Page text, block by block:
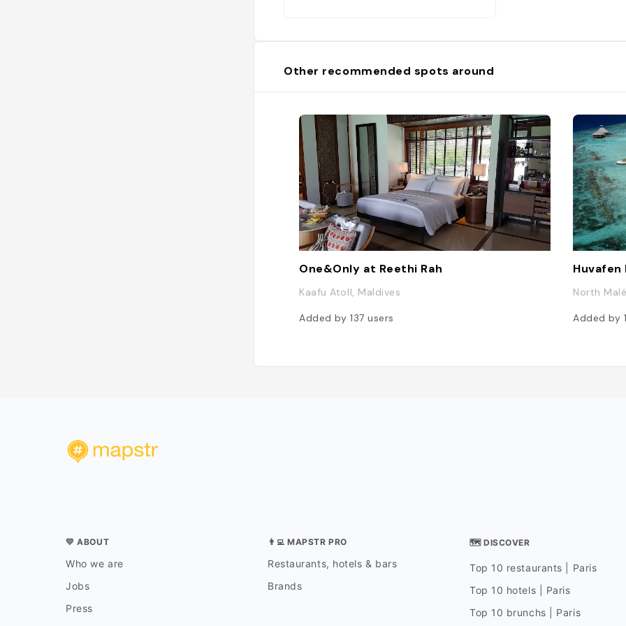
complète, il est possible de prendre
Other recommended spots around
One&Only at Reethi Rah
Kaafu Atoll, Maldives
Added by 137users
Huvafen
North
Added by
💛 ABOUT
Who we are
Jobs
Press
👨‍💻 MAPSTR PRO
Restaurants, hotels & bars
Brands
🗺 DISCOVER
Top 10 restaurants | Paris
Top 10 hotels | Paris
Top 10 brunchs | Paris